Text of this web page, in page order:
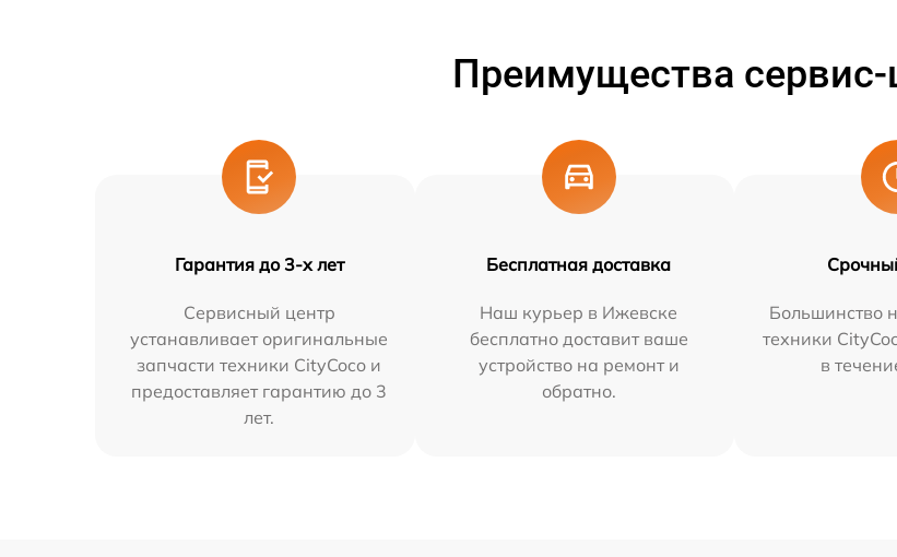
Преимущества сервис-
Гарантия до 3-х лет
Сервисный центр
устанавливает оригинальные
запчасти техники CityCoco и
предоставляет гарантию до 3
лет.
Бесплатная доставка
Наш курьер в Ижевске
бесплатно доставит ваше
устройство на ремонт и
обратно.
Большинство
техники
в